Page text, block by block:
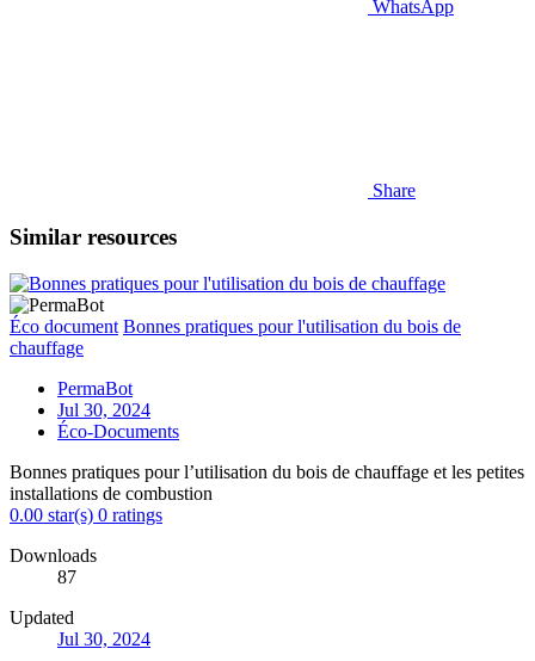
WhatsApp
Share
Similar resources
Éco document Bonnes pratiques pour l'utilisation du bois de
chauffage
PermaBot
Jul 30, 2024
Éco-Documents
Bonnes pratiques pour l’utilisation du bois de chauffage et les petites
installations de combustion
0.00 star(s) 0 ratings
Downloads
87
Updated
Jul 30, 2024